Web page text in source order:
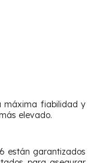
máxima fiabilidad y
elevado.
están garantizados